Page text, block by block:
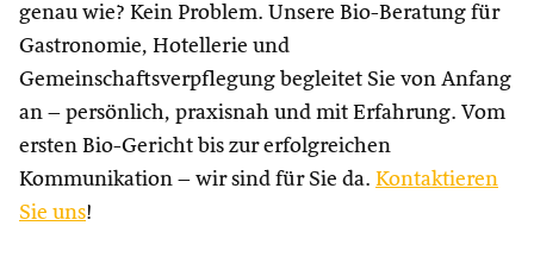
genau wie? Kein Problem. Unsere Bio-Beratung für
Gastronomie, Hotellerie und
Gemeinschaftsverpflegung begleitet Sie von Anfang
an – persönlich, praxisnah und mit Erfahrung. Vom
ersten Bio-Gericht bis zur erfolgreichen
Kommunikation – wir sind für Sie da. Kontaktieren
Sie uns!